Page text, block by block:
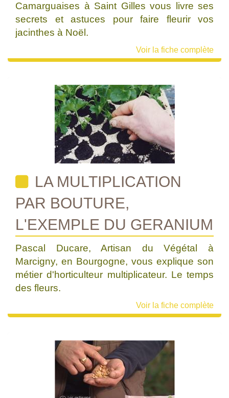
Camarguaises à Saint Gilles vous livre ses
secrets et astuces pour faire fleurir vos
jacinthes à Noël.
Voir la fiche complète
LA MULTIPLICATION
PAR BOUTURE,
L'EXEMPLE DU GERANIUM
Pascal Ducare, Artisan du Végétal à
Marcigny, en Bourgogne, vous explique son
métier d'horticulteur multiplicateur. Le temps
des fleurs.
Voir la fiche complète